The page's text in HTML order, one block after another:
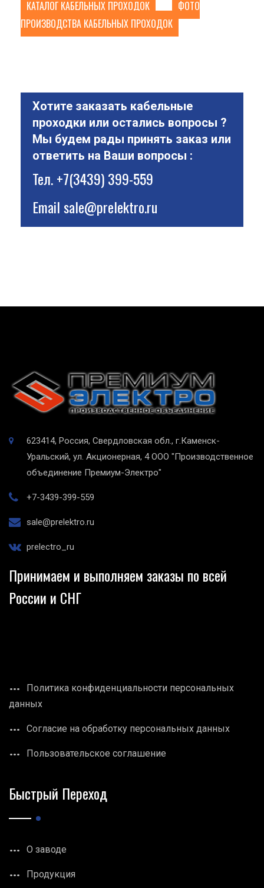
КАТАЛОГ КАБЕЛЬНЫХ ПРОХОДОК
ФОТО
ПРОИЗВОДСТВА КАБЕЛЬНЫХ ПРОХОДОК
Хотите заказать кабельные
проходки или остались вопросы ?
Мы будем рады принять заказ или
ответить на Ваши вопросы :
Тел.+7(3439) 399-559
Emailsale@prelektro.ru
623414, Россия, Свердловская обл., г.Каменск-
Уральский, ул. Акционерная, 4 ООО "Производственное
объединение Премиум-Электро"
+7-3439-399-559
sale@prelektro.ru
prelectro_ru
Принимаем и выполняем заказы по всей
России и СНГ
Политика конфиденциальности персональных
данных
Согласие на обработку персональных данных
Пользовательское соглашение
Быстрый Переход
О заводе
Продукция